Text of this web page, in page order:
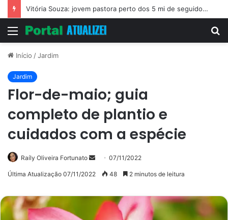
Vitória Souza: jovem pastora perto dos 5 mi de seguidores na web
Menu
Início /Jardim
Jardim
Flor-de-maio; guia
completo de plantio e
cuidados com a espécie
Raíly Oliveira Fortunato
Mande07/11/2022
Última Atualização 07/11/2022 48 2 minutos de leitura